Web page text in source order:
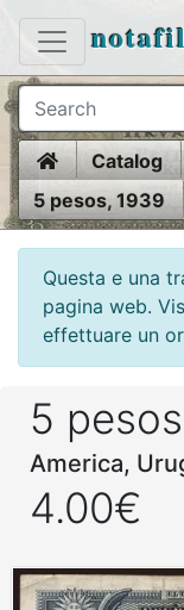
HomeCatalog
5 pesos, 1939
Questa e una
pagina web.
effettuare un
5
America,
4.00€